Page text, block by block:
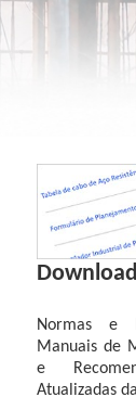
Normas e
Manuais de
e
Atualizadas